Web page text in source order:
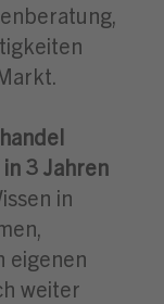
3 Jahren
in
eigenen
weiter